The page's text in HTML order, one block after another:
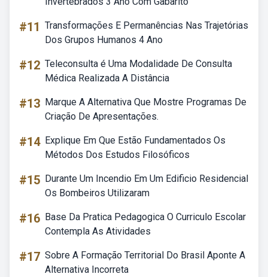
#11 Transformações E Permanências Nas Trajetórias
Dos Grupos Humanos 4 Ano
#12 Teleconsulta é Uma Modalidade De Consulta
Médica Realizada A Distância
#13 Marque A Alternativa Que Mostre Programas De
Criação De Apresentações.
#14 Explique Em Que Estão Fundamentados Os
Métodos Dos Estudos Filosóficos
#15 Durante Um Incendio Em Um Edificio Residencial
Os Bombeiros Utilizaram
#16 Base Da Pratica Pedagogica O Curriculo Escolar
Contempla As Atividades
#17 Sobre A Formação Territorial Do Brasil Aponte A
Alternativa Incorreta